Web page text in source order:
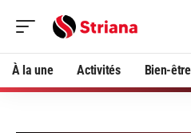
À la une Activités Bien-être